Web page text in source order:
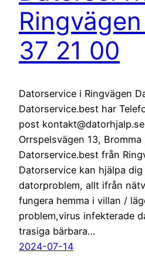
37 21 00
Datorservice i Ringvägen
Datorservice.best har
post
Orrspelsvägen 13,
Datorservice.best från
Datorservice kan hjälpa
datorproblem, allt ifrån
fungera hemma i villan /
problem,virus infekterade
trasiga bärbara…
2024-07-14